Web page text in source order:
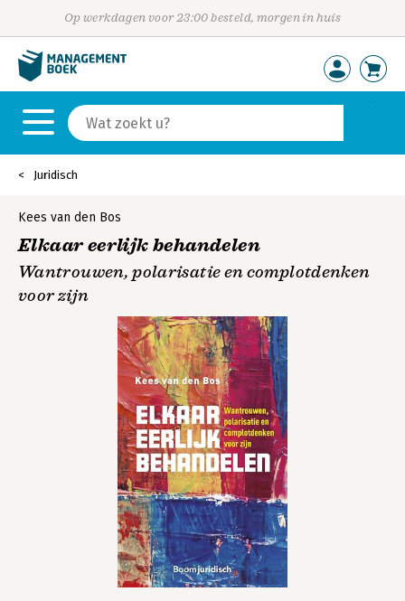
Op werkdagen voor 23:00 besteld, morgen in huis
Juridisch
Kees van den Bos
Elkaar eerlijk behandelen
Wantrouwen, polarisatie en complotdenken
voor zijn